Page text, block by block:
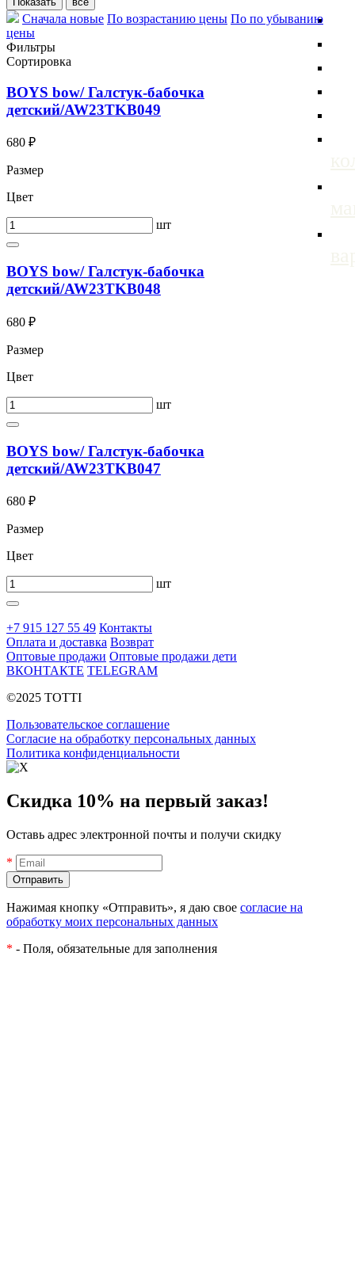
Сначала новые По возрастанию цены По по убыванию
цены
Фильтры
Сортировка
BOYS bow/ Галстук-бабочка
детский/AW23TKB049
680 ₽
Размер
Цвет
шт
BOYS bow/ Галстук-бабочка
детский/AW23TKB048
680 ₽
Размер
Цвет
шт
BOYS bow/ Галстук-бабочка
детский/AW23TKB047
680 ₽
Размер
Цвет
шт
+7 915 127 55 49 Контакты
Оплата и доставка Возврат
Оптовые продажи Оптовые продажи дети
ВКОНТАКТЕ TELEGRAM
©2025 TOTTI
Пользовательское соглашение
Согласие на обработку персональных данных
Политика конфиденциальности
Скидка 10% на первый заказ!
Оставь адрес электронной почты и получи скидку
*
Нажимая кнопку «Отправить», я даю свое согласие на
обработку моих персональных данных
* - Поля, обязательные для заполнения